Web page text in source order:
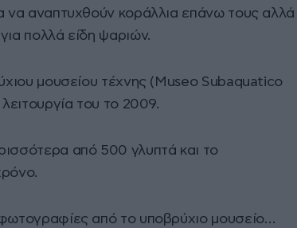
να αναπτυχθούν κοράλλια επάνω τους αλλά
πολλά είδη ψαριών.
μουσείου τέχνης (Museo Subaquatico
του το 2009.
από 500 γλυπτά και το
από το υποβρύχιο μουσείο…